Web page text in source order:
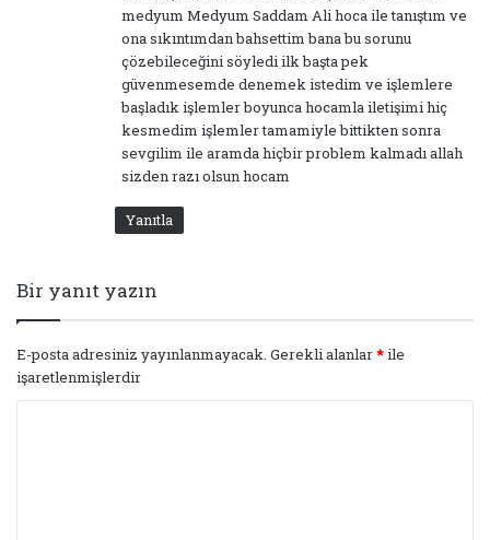
medyum Medyum Saddam Ali hoca ile tanıştım ve
ona sıkıntımdan bahsettim bana bu sorunu
çözebileceğini söyledi ilk başta pek
güvenmesemde denemek istedim ve işlemlere
başladık işlemler boyunca hocamla iletişimi hiç
kesmedim işlemler tamamiyle bittikten sonra
sevgilim ile aramda hiçbir problem kalmadı allah
sizden razı olsun hocam
Yanıtla
Bir yanıt yazın
E-posta adresiniz yayınlanmayacak. Gerekli alanlar*ile
işaretlenmişlerdir